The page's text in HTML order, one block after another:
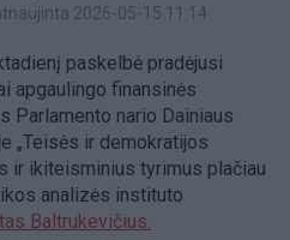
2026-05-15 11:14
paskelbė pradėjusi
apgaulingo finansinės
Parlamento nario Dainiaus
„Teisės ir demokratijos
ir ikiteisminius tyrimus plačiau
analizės instituto
Baltrukevičius.